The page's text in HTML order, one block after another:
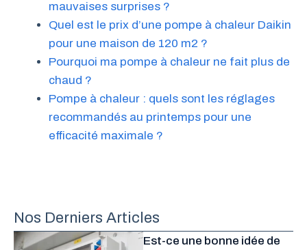
mauvaises surprises ?
Quel est le prix d’une pompe à chaleur Daikin
pour une maison de 120 m2 ?
Pourquoi ma pompe à chaleur ne fait plus de
chaud ?
Pompe à chaleur : quels sont les réglages
recommandés au printemps pour une
efficacité maximale ?
Nos Derniers Articles
Est-ce une bonne idée de